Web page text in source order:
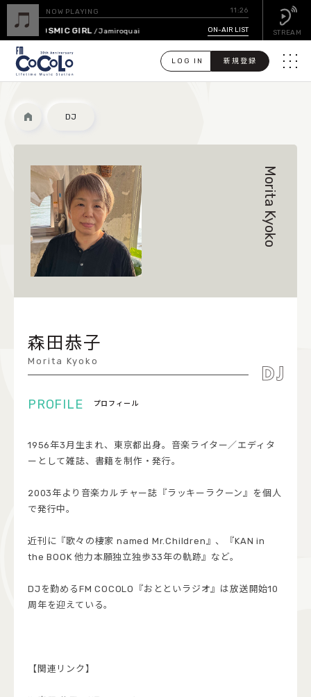
LOG IN 新規登録 メニ
GUEST CALENDAR
ON-AIR LIST
EVENT CALENDAR
DJ
765MARKET
NOW PLAYING 11:26
COSMIC GIRL/ Jamiroquai ON-AIR LIST STREAM
DJ
Morita Kyoko
森田恭子
Morita Kyoko
プロフィール
1956年3月生まれ、東京都出身。音楽ライター／エディタ
ーとして雑誌、書籍を制作・発行。
2003年より音楽カルチャー誌『ラッキーラクーン』を個人
で発行中。
近刊に『歌々の棲家 named Mr.Children』、『KAN in
the BOOK 他力本願独立独歩33年の軌跡』など。
DJを勤めるFM COCOLO『おとといラジオ』は放送開始10
周年を迎えている。
【関連リンク】